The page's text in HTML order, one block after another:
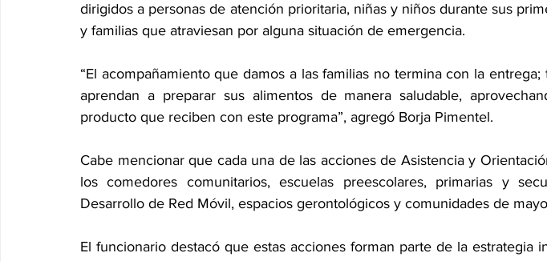
dirigidos a personas de atención prioritaria, niñas y niños durante sus
y familias que atraviesan por alguna situación de emergencia.
“El acompañamiento que damos a las familias no termina con la entrega;
aprendan a preparar sus alimentos de manera saludable,
producto que reciben con este programa”, agregó Borja Pimentel.
Cabe mencionar que cada una de las acciones de Asistencia y
los comedores comunitarios, escuelas preescolares, primarias y
Desarrollo de Red Móvil, espacios gerontológicos y comunidades de
El funcionario destacó que estas acciones forman parte de la estrategia